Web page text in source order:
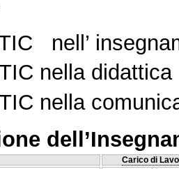
nell’
nella
nella
Carico di